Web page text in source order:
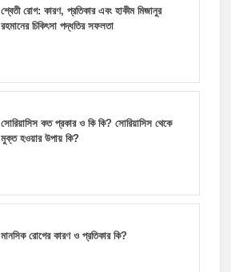
শ্বেতী রোগ: কারণ, প্রতিকার এবং হাকীম মিজানুর
রহমানের চিকিৎসা পদ্ধতির সফলতা
সোরিয়াসিস কত প্রকার ও কি কি? সোরিয়াসিস থেকে
মুক্ত হওয়ার উপায় কি?
মানসিক রোগের কারণ ও প্রতিকার কি?